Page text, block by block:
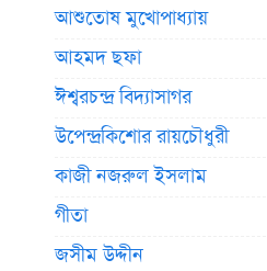
আশুতোষ মুখোপাধ্যায়
আহমদ ছফা
ঈশ্বরচন্দ্র বিদ্যাসাগর
উপেন্দ্রকিশোর রায়চৌধুরী
কাজী নজরুল ইসলাম
গীতা
জসীম উদ্দীন